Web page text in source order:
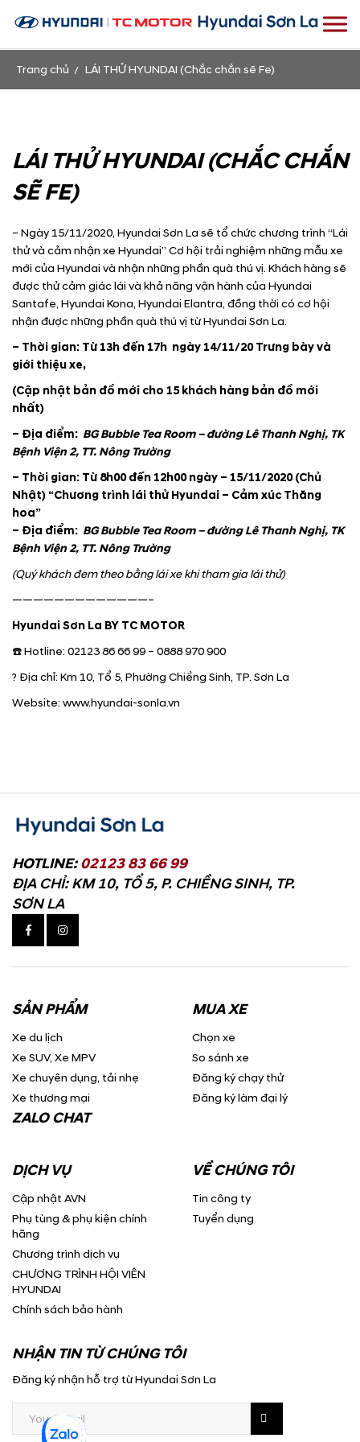
Trang chủ LÁI THỬ HYUNDAI (Chắc chắn sẽ Fe)
LÁI THỬ HYUNDAI (CHẮC CHẮN
SẼ FE)
– Ngày 15/11/2020, Hyundai Sơn La sẽ tổ chức chương trình “Lái
thử và cảm nhận xe Hyundai” Cơ hội trải nghiệm những mẫu xe
mới của Hyundai và nhận những phần quà thú vị. Khách hàng sẽ
được thử cảm giác lái và khả năng vận hành của Hyundai
Santafe, Hyundai Kona, Hyundai Elantra, đồng thời có cơ hội
nhận được những phần quà thú vị từ Hyundai Sơn La.
– Thời gian: Từ 13h đến 17h ngày 14/11/20 Trưng bày và
giới thiệu xe,
(Cập nhật bản đồ mới cho 15 khách hàng bản đồ mới
nhất)
– Địa điểm: BG Bubble Tea Room – đường Lê Thanh Nghị, TK
Bệnh Viện 2, TT. Nông Trường
– Thời gian: Từ 8h00 đến 12h00 ngày – 15/11/2020 (Chủ
Nhật) “Chương trình lái thử Hyundai – Cảm xúc Thăng
hoa”
– Địa điểm: BG Bubble Tea Room – đường Lê Thanh Nghị, TK
Bệnh Viện 2, TT. Nông Trường
(Quý khách đem theo bằng lái xe khi tham gia lái thử)
—————————————–
Hyundai Sơn La BY TC MOTOR
☎️ Hotline: 02123 86 66 99 – 0888 970 900
? Địa chỉ: Km 10, Tổ 5, Phường Chiềng Sinh, TP. Sơn La
Website: www.hyundai-sonla.vn
HOTLINE:02123 83 66 99
ĐỊA CHỈ: KM 10, TỔ 5, P. CHIỀNG SINH, TP.
SƠN LA
SẢN PHẨM
Xe du lịch
Xe SUV, Xe MPV
Xe chuyên dụng, tải nhẹ
Xe thương mại
ZALO CHAT
MUA XE
Chọn xe
So sánh xe
Đăng ký chạy thử
Đăng ký làm đại lý
DỊCH VỤ
Cập nhật AVN
Phụ tùng & phụ kiện chính
hãng
Chương trình dịch vụ
CHƯƠNG TRÌNH HỘI VIÊN
HYUNDAI
Chính sách bảo hành
VỀ CHÚNG TÔI
Tin công ty
Tuyển dụng
NHẬN TIN TỪ CHÚNG TÔI
Đăng ký nhận hỗ trợ từ Hyundai Sơn La